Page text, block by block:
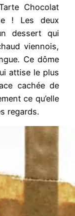
Chocolat
! Les deux
dessert qui
viennois,
Ce dôme
attise le plus
cachée de
ce qu’elle
regards.